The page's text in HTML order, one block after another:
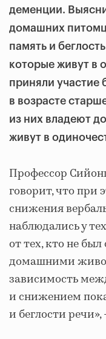
деменции.
домашних
память и
которые живут в
приняли участие
в возрасте
из них владеют
живут в
Профессор
говорит, что при
снижения
наблюдались у
от тех, кто не
домашними
зависимость
и снижением
и беглости